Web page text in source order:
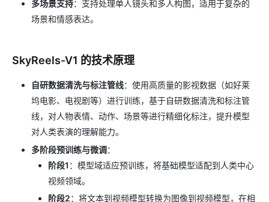
多场景支持：支持处理单人镜头和多人构图，适用于复杂的
场景和情感表达。
SkyReels-V1 的技术原理
自研数据清洗与标注管线：使用高质量的影视数据（如好莱
坞电影、电视剧等）进行训练，基于自研数据清洗和标注管
线，对人物表情、动作、场景等进行精细化标注，提升模型
对人类表演的理解能力。
多阶段预训练与微调：
阶段1 ：模型域适应预训练，将基础模型适配到人类中心
视频领域。
阶段2：将文本到视频模型转换为图像到视频模型，在相